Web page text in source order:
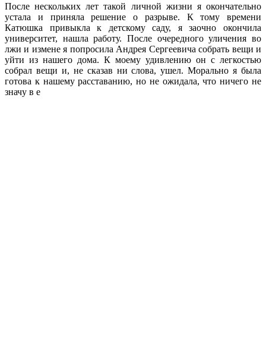
После нескольких лет такой личной жизни я окончательно
устала и приняла решение о разрыве. К тому времени
Катюшка привыкла к детскому саду, я заочно окончила
университет, нашла работу. После очередного уличения во
лжи и измене я попросила Андрея Сергеевича собрать вещи и
уйти из нашего дома. К моему удивлению он с легкостью
собрал вещи и, не сказав ни слова, ушел. Морально я была
готова к нашему расставанию, но не ожидала, что ничего не
значу в е